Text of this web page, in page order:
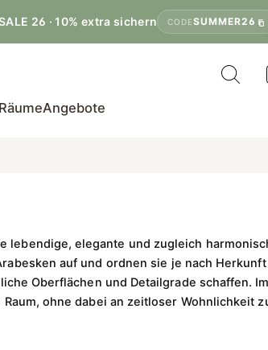
26 · 10% extra sichern
CODESUMMER26
RäumeAngebote
lebendige, elegante und zugleich
auf und ordnen sie je nach
Oberflächen und Detailgrade schaffen. Im
ohne dabei an zeitloser Wohnlichkeit